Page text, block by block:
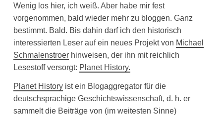
Wenig los hier, ich weiß. Aber habe mir fest
vorgenommen, bald wieder mehr zu bloggen. Ganz
bestimmt. Bald. Bis dahin darf ich den historisch
interessierten Leser auf ein neues Projekt von Michael
Schmalenstroerhinweisen, der ihn mit reichlich
Lesestoff versorgt: Planet History.
Planet Historyist ein Blogaggregator für die
deutschsprachige Geschichtswissenschaft, d. h. er
sammelt die Beiträge von (im weitesten Sinne)